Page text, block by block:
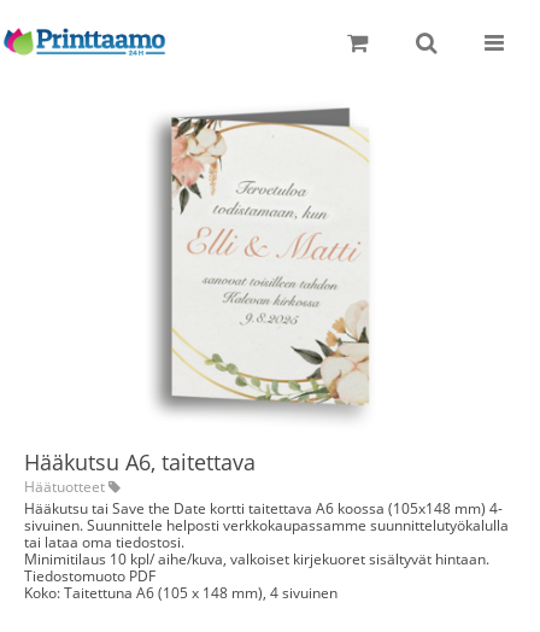
Toggle
Hääkutsu A6, taitettava
Häätuotteet
Hääkutsu tai Save the Date kortti taitettava A6 koossa (105x148 mm) 4-
sivuinen. Suunnittele helposti verkkokaupassamme suunnittelutyökalulla
tai lataa oma tiedostosi.
Minimitilaus 10 kpl/ aihe/kuva, valkoiset kirjekuoret sisältyvät hintaan.
Tiedostomuoto PDF
Koko: Taitettuna A6 (105 x 148 mm), 4 sivuinen